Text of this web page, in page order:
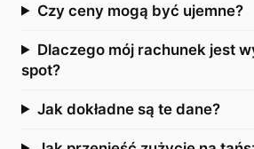
Czy ceny mogą być ujemne?
Dlaczego mój rachunek jest
spot?
Jak dokładne są te dane?